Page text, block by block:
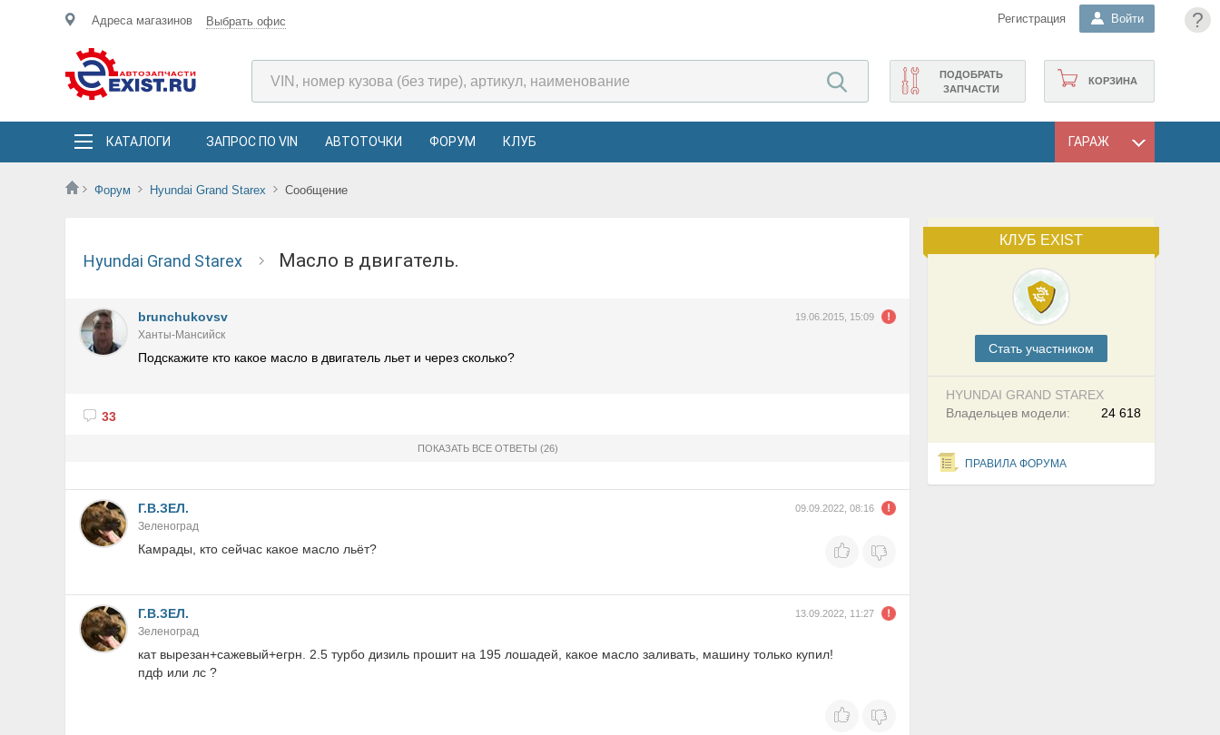
?
Адреса магазинов Выбрать офис Регистрация Войти
КОРЗИНА
ПОДОБРАТЬ
ЗАПЧАСТИ
КАТАЛОГИ ЗАПРОС ПО VIN АВТОТОЧКИ ФОРУМ КЛУБ ГАРАЖ
Форум Hyundai Grand Starex Сообщение
КЛУБ EXIST
Cтать участником
HYUNDAI GRAND STAREX
24 618
Владельцев модели:
ПРАВИЛА ФОРУМА
Hyundai Grand Starex Масло в двигатель.
brunchukovsv 19.06.2015, 15:09
Ханты-Мансийск
Подскажите кто какое масло в двигатель льет и через сколько?
33
ПОКАЗАТЬ ВСЕ ОТВЕТЫ (26)
Г.В.ЗЕЛ. 09.09.2022, 08:16
Зеленоград
Камрады, кто сейчас какое масло льёт?
Г.В.ЗЕЛ. 13.09.2022, 11:27
Зеленоград
кат вырезан+сажевый+егрн. 2.5 турбо дизиль прошит на 195 лошадей, какое масло заливать, машину только купил!
пдф или лс ?